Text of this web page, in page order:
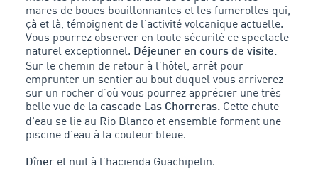
mares de boues bouillonnantes et les fumerolles qui,
çà et là, témoignent de l’activité volcanique actuelle.
Vous pourrez observer en toute sécurité ce spectacle
naturel exceptionnel. Déjeuner en cours de visite.
Sur le chemin de retour à l’hôtel, arrêt pour
emprunter un sentier au bout duquel vous arriverez
sur un rocher d’où vous pourrez apprécier une très
belle vue de la cascade Las Chorreras. Cette chute
d'eau se lie au Rio Blanco et ensemble forment une
piscine d’eau à la couleur bleue.
Dîner et nuit à l’hacienda Guachipelin.